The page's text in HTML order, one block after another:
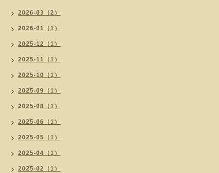
2026-03（2）
2026-01（1）
2025-12（1）
2025-11（1）
2025-10（1）
2025-09（1）
2025-08（1）
2025-06（1）
2025-05（1）
2025-04（1）
2025-02（1）